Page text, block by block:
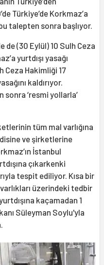
Türkiye’de Korkmaz’a
talepten sonra başlıyor.
de (30 Eylül) 10 Sulh Ceza
yurtdışı yasağı
Ceza Hakimliği 17
kaldırıyor.
‘resmi yollarla’
tüm mal varlığına
ve şirketlerine
İstanbul
çıkarkenki
tespit ediliyor. Kısa bir
üzerindeki tedbir
kaçamadan 1
Süleyman Soylu'yla